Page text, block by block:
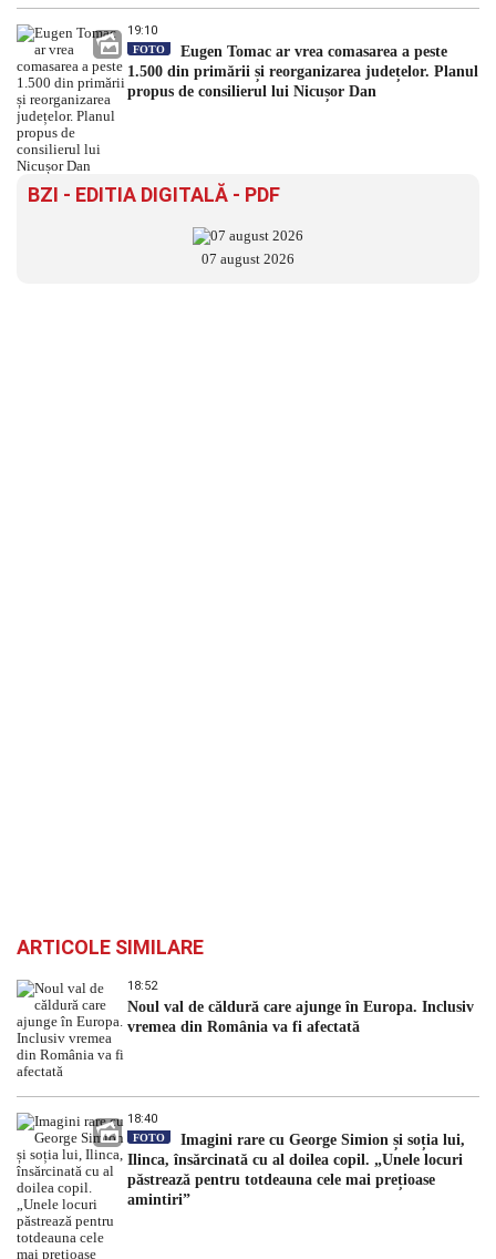
19:10
FOTO
Eugen Tomac ar vrea comasarea a peste
1.500 din primării și reorganizarea județelor. Planul
propus de consilierul lui Nicușor Dan
BZI - EDITIA DIGITALĂ - PDF
07 august 2026
ARTICOLE SIMILARE
18:52
Noul val de căldură care ajunge în Europa. Inclusiv
vremea din România va fi afectată
18:40
FOTO
Imagini rare cu George Simion și soția lui,
Ilinca, însărcinată cu al doilea copil. „Unele locuri
păstrează pentru totdeauna cele mai prețioase
amintiri”